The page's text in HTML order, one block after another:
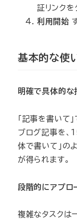
証リンクを
利用開始
基本的な使
明確で具体的な
「記事を書いて
ブログ記事を
体で書いて」の
が得られます。
段階的にアプロ
複雑なタスクは